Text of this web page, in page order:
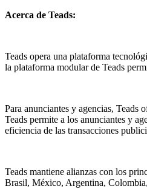
Acerca de Teads:
Teads opera una plataforma
la plataforma modular de Teads
Para anunciantes y agencias, Teads
Teads permite a los anunciantes y
eficiencia de las transacciones
Teads mantiene alianzas con los
Brasil, México, Argentina,